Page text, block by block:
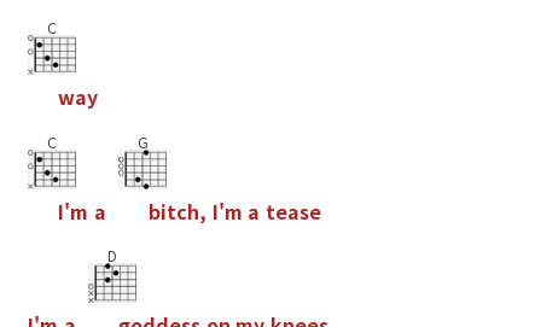
C
way
C
I'm a
G
bitch, I'm a tease
D